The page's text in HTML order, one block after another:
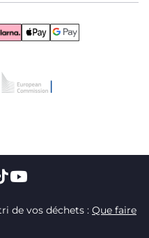
de vos déchets : Que faire